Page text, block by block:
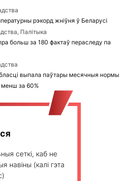
рэкорд жніўня ў Беларусі
Палітыка
больш за 180 фактаў пераследу па
выпала паўтары месячныя нормы
за 60%
сеткі, каб не
навіны (калі гэта